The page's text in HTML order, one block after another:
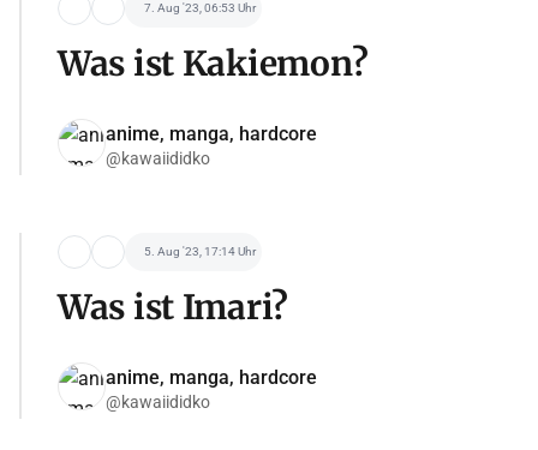
7. Aug '23, 06:53 Uhr
Was ist Kakiemon?
anime, manga, hardcore
@kawaiididko
5. Aug '23, 17:14 Uhr
Was ist Imari?
anime, manga, hardcore
@kawaiididko